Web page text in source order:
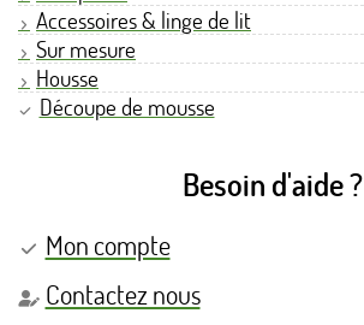
Accessoires & linge de lit
Sur mesure
Housse
Découpe de mousse
Besoin d'aide ?
Mon compte
Contactez nous